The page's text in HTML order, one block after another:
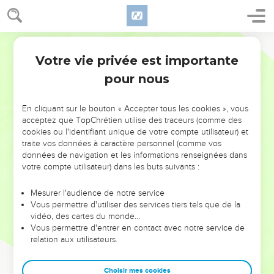
NE MANQUEZ PAS L’ÉVÉNEMENT
DE L’ANNÉE !
ET SI LEURS ERREURS POUVAIENT VOUS ÉVITER LES
VOTRES ?
leur foi ou leur vision. Mais on voit moins les doutes, les erreurs
et les saisons difficiles qu'ils ont traversés, alors même que ce
sont elles qui les ont façonnés.
Dans cette conférence, leaders, entrepreneurs, et responsables
clés pour avancer avec plus de sagesse afin que leurs erreurs
Votre vie privée est importante
pour nous
En cliquant sur le bouton « Accepter tous les cookies », vous
acceptez que TopChrétien utilise des traceurs (comme des
cookies ou l'identifiant unique de votre compte utilisateur) et
traite vos données à caractère personnel (comme vos
données de navigation et les informations renseignées dans
votre compte utilisateur) dans les buts suivants :
Mesurer l'audience de notre service
Vous permettre d'utiliser des services tiers tels que de la
vidéo, des cartes du monde…
Vous permettre d'entrer en contact avec notre service de
relation aux utilisateurs.
Choisir mes cookies